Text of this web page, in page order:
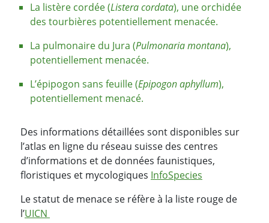
La listère cordée (Listera cordata), une orchidée
des tourbières potentiellement menacée.
La pulmonaire du Jura (Pulmonaria montana),
potentiellement menacée.
L’épipogon sans feuille (Epipogon aphyllum),
potentiellement menacé.
Des informations détaillées sont disponibles sur
l’atlas en ligne du réseau suisse des centres
d’informations et de données faunistiques,
floristiques et mycologiques InfoSpecies
Le statut de menace se réfère à la liste rouge de
l’UICN